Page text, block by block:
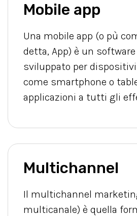
Mobile app
Una mobile app (o pù
detta, App) è un
sviluppato per
come smartphone o
applicazioni a tutti gli
Multichannel
Il multichannel
multicanale) è quella